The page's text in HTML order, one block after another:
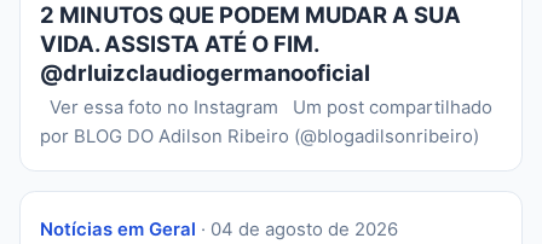
2 MINUTOS QUE PODEM MUDAR A SUA
VIDA. ASSISTA ATÉ O FIM.
@drluizclaudiogermanooficial
Ver essa foto no Instagram Um post compartilhado
por BLOG DO Adilson Ribeiro (@blogadilsonribeiro)
Notícias em Geral · 04 de agosto de 2026